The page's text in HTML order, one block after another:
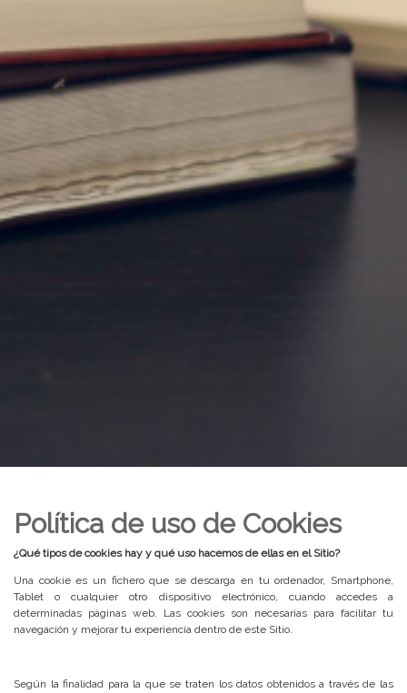
Política de uso de Cookies
¿Qué tipos de cookies hay y qué uso hacemos de ellas en el Sitio?
Una cookie es un fichero que se descarga en tu ordenador, Smartphone,
Tablet o cualquier otro dispositivo electrónico, cuando accedes a
determinadas páginas web. Las cookies son necesarias para facilitar tu
navegación y mejorar tu experiencia dentro de este Sitio.
Según la finalidad para la que se traten los datos obtenidos a través de las